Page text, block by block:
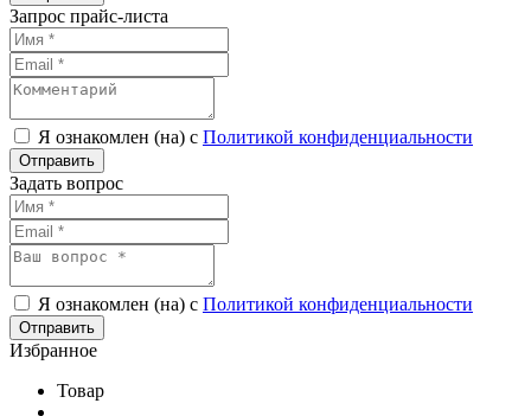
Запрос прайс-листа
Я ознакомлен (на) с Политикой конфиденциальности
Задать вопрос
Я ознакомлен (на) с Политикой конфиденциальности
Избранное
Товар